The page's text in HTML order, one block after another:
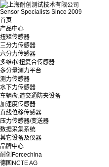
Sensor Specialists Since 2009
首页
产品中心
扭矩传感器
三分力传感器
六分力传感器
多维/拉扭复合传感器
多分量测力平台
测力传感器
水下力传感器
车辆/轨道交通防夹设备
加速度传感器
直线位移传感器
压力传感器/变送器
数据采集系统
其它设备及仪器
品牌中心
耐创Forcechina
德国NCTE AG